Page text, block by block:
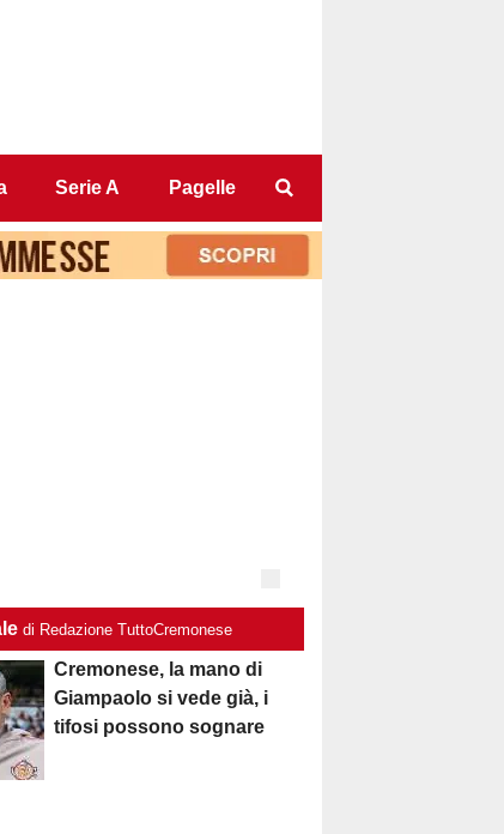
Serie A Pagelle
di Redazione TuttoCremonese
Cremonese, la mano di
Giampaolo si vede già, i
tifosi possono sognare